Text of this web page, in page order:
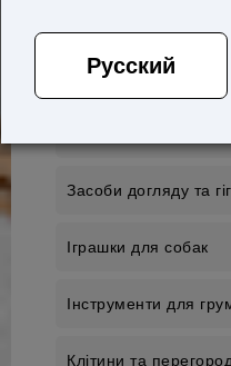
Русский
Ветеринарні
Засоби догляду та
Іграшки для собак
Інструменти для
Клітини та